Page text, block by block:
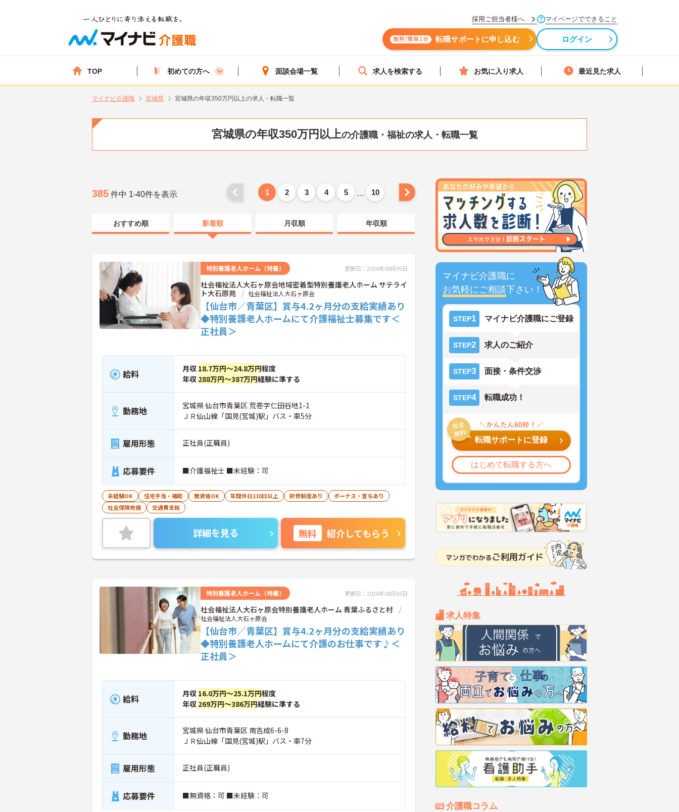
採用ご担当者様へ マイページでできること
無料!簡単1分 転職サポートに申し込む ログイン
TOP 初めての方へ 面談会場一覧 求人を検索する お気に入り求人 最近見た求人
マイナビ介護職 宮城県 宮城県の年収350万円以上の求人・転職一覧
宮城県の年収350万円以上の介護職・福祉の求人・転職一覧
マイナビ介護職に
お気軽にご相談下さい！
STEP1 マイナビ介護職にご登録
STEP2 求人のご紹介
STEP3 面接・条件交渉
STEP4 転職成功！
転職サポートに登録
はじめて転職する方へ
求人特集
介護職コラム
385 件中 1-40件を表示 1 2 3 4 5 … 10
おすすめ順 新着順 月収順 年収順
特別養護老人ホーム（特養） 更新日：2026年08月05日
社会福祉法人大石ヶ原会地域密着型特別養護老人ホーム サテライ
ト大石原苑
社会福祉法人大石ヶ原会
【仙台市／青葉区】賞与4.2ヶ月分の支給実績あり
◆特別養護老人ホームにて介護福祉士募集です＜
正社員＞
給料 月収 18.7万円～24.8万円程度
年収 288万円～387万円経験に準する
勤務地
宮城県 仙台市青葉区 荒巻字仁田谷地1-1
ＪＲ仙山線「国見(宮城)駅」バス・車5分
雇用形態 正社員(正職員)
応募要件 ■介護福祉士 ■未経験：可
未経験OK 住宅手当・補助 無資格OK 年間休日110日以上 研修制度あり
ボーナス・賞与あり
社会保険完備
交通費支給
詳細を見る 無料 紹介してもらう
特別養護老人ホーム（特養） 更新日：2026年08月05日
社会福祉法人大石ヶ原会特別養護老人ホーム 青葉ふるさと村
社会福祉法人大石ヶ原会
【仙台市／青葉区】賞与4.2ヶ月分の支給実績あり
◆特別養護老人ホームにて介護のお仕事です♪＜
正社員＞
給料 月収 16.0万円～25.1万円程度
年収 269万円～386万円経験に準する
勤務地
宮城県 仙台市青葉区 南吉成6-6-8
ＪＲ仙山線「国見(宮城)駅」バス・車7分
雇用形態 正社員(正職員)
応募要件 ■無資格：可 ■未経験：可